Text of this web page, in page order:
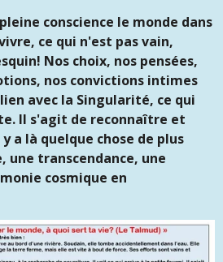
conscience le monde dans
ce qui n'est pas vain,
Nos choix, nos pensées,
nos convictions intimes
avec la Singularité, ce qui
Il s'agit de reconnaître et
a là quelque chose de plus
une transcendance, une
cosmique en